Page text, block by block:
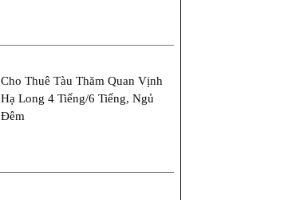
Cho Thuê Tàu Thăm Quan Vịnh
Hạ Long 4 Tiếng/6 Tiếng, Ngủ
Đêm